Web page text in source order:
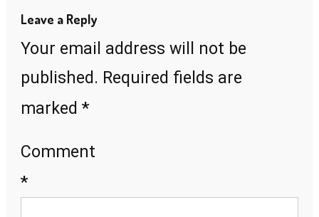
Leave a Reply
Your email address will not be
published. Required fields are
marked *
Comment
*